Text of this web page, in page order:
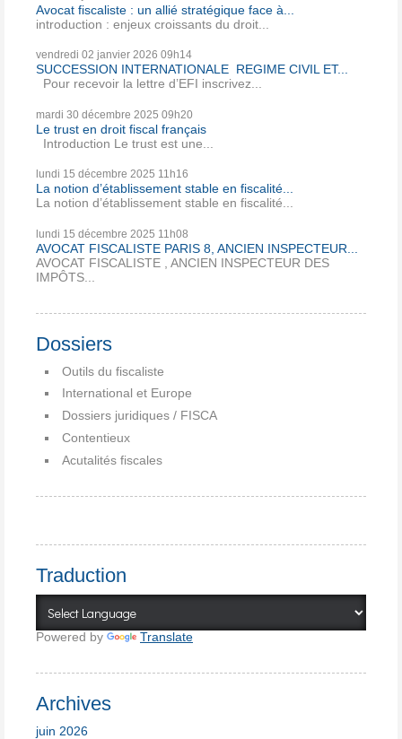
Avocat fiscaliste : un allié stratégique face à...
introduction : enjeux croissants du droit...
vendredi 02 janvier 2026 09h14
SUCCESSION INTERNATIONALE REGIME CIVIL ET...
Pour recevoir la lettre d’EFI inscrivez...
mardi 30 décembre 2025 09h20
Le trust en droit fiscal français
Introduction Le trust est une...
lundi 15 décembre 2025 11h16
La notion d’établissement stable en fiscalité...
La notion d’établissement stable en fiscalité...
lundi 15 décembre 2025 11h08
AVOCAT FISCALISTE PARIS 8, ANCIEN INSPECTEUR...
AVOCAT FISCALISTE , ANCIEN INSPECTEUR DES
IMPÔTS...
Dossiers
Outils du fiscaliste
International et Europe
Dossiers juridiques / FISCA
Contentieux
Acutalités fiscales
Traduction
Powered by Translate
Archives
juin 2026